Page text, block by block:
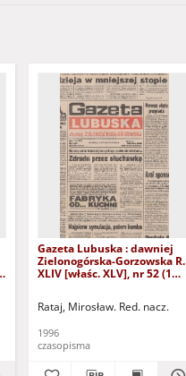
Gazeta Lubuska : dawniej
Zielonogórska-Gorzowska R.
XLIV [właśc. XLV], nr 52 (1
Rataj, Mirosław. Red. nacz.
1996
czasopisma